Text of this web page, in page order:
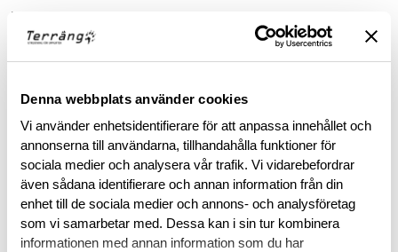
Denna webbplats använder cookies
Vi använder enhetsidentifierare för att anpassa innehållet och
annonserna till användarna, tillhandahålla funktioner för
sociala medier och analysera vår trafik. Vi vidarebefordrar
även sådana identifierare och annan information från din
enhet till de sociala medier och annons- och analysföretag
som vi samarbetar med. Dessa kan i sin tur kombinera
informationen med annan information som du har
Läs mer
RECENSIONER
OM VARUMÄRKET